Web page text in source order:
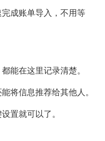
成账单导入，不用等
能在这里记录清楚。
将信息推荐给其他人。
置就可以了。